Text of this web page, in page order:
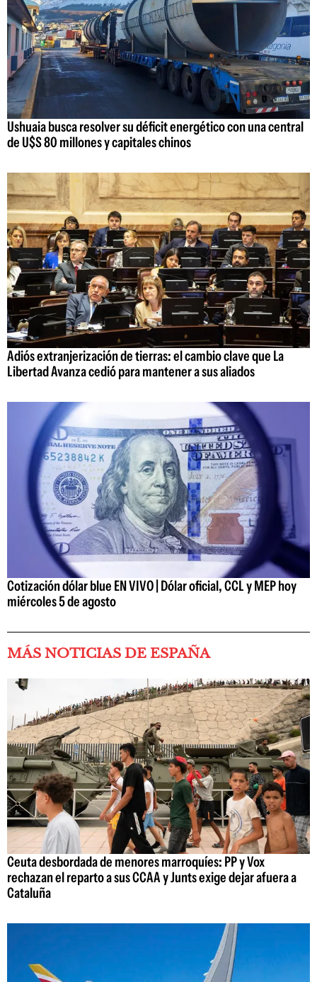
Ushuaia busca resolver su déficit energético con una central
de U$S 80 millones y capitales chinos
Adiós extranjerización de tierras: el cambio clave que La
Libertad Avanza cedió para mantener a sus aliados
Cotización dólar blue EN VIVO | Dólar oficial, CCL y MEP hoy
miércoles 5 de agosto
MÁS NOTICIAS DE ESPAÑA
Ceuta desbordada de menores marroquíes: PP y Vox
rechazan el reparto a sus CCAA y Junts exige dejar afuera a
Cataluña